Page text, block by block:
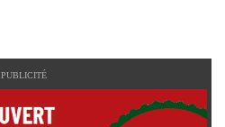
PUBLICITÉ